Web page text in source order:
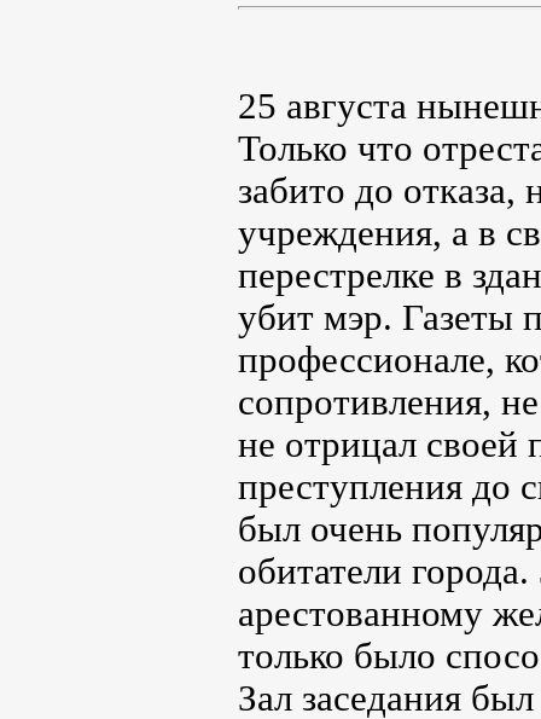
25 августа
Только что
забито до отказа,
учреждения, а в
перестрелке в
убит мэр. Газеты
профессионале,
сопротивления,
не отрицал своей
преступления до
был очень
обитатели
арестованному
только было
Зал заседания